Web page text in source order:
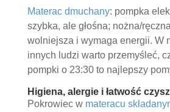
Materac dmuchany: pompka
szybka, ale głośna; nożna/
wolniejsza i wymaga energii. W
innych ludzi warto przemyśleć,
pompki o 23:30 to najlepszy
Higiena, alergie i łatwość
Pokrowiec w materacu